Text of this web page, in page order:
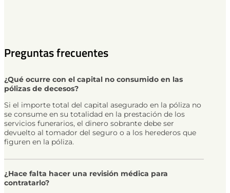
Preguntas frecuentes
¿Qué ocurre con el capital no consumido en las
pólizas de decesos?
Si el importe total del capital asegurado en la póliza no
se consume en su totalidad en la prestación de los
servicios funerarios, el dinero sobrante debe ser
devuelto al tomador del seguro o a los herederos que
figuren en la póliza.
¿Hace falta hacer una revisión médica para
contratarlo?